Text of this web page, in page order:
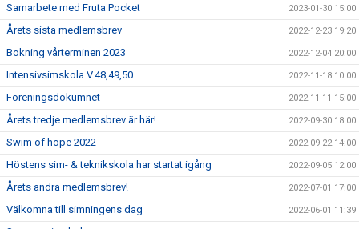
Samarbete med Fruta Pocket 2023-01-30 15:00
Årets sista medlemsbrev 2022-12-23 19:20
Bokning vårterminen 2023 2022-12-04 20:00
Intensivsimskola V.48,49,50 2022-11-18 10:00
Föreningsdokumnet 2022-11-11 15:00
Årets tredje medlemsbrev är här! 2022-09-30 18:00
Swim of hope 2022 2022-09-22 14:00
Höstens sim- & teknikskola har startat igång 2022-09-05 12:00
Årets andra medlemsbrev! 2022-07-01 17:00
Välkomna till simningens dag 2022-06-01 11:39